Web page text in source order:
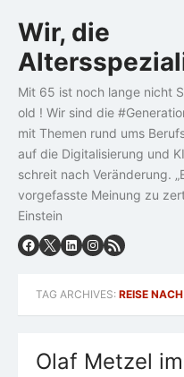
to
content
Wir, die
Mit 65 ist noch lange nicht
old ! Wir sind die
mit Themen rund ums
auf die Digitalisierung und
schreit nach Veränderung.
vorgefasste Meinung zu
Einstein
TAG ARCHIVES: REISE
Olaf Metzel